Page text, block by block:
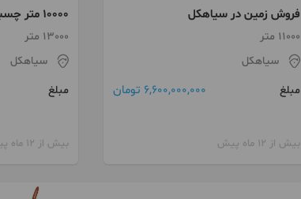
فروش زمین در سیاهکل
11000 متر
سیاهکل
مبلغ
6,600,000,000 تومان
بیش از 12 ماه پیش
۱۰۰۰۰ متر چسبیده به بافت مسکونی
13000 متر
سیاهکل
مبلغ
بیش از 12 ماه پیش